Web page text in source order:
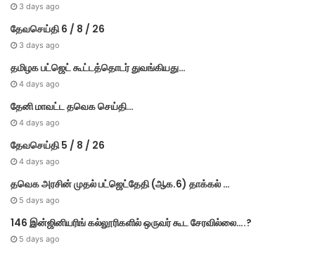
3 days ago
தேவசெய்தி 6 / 8 / 26
3 days ago
தமிழக பட்ஜெட் கூட்டத்தொடர் துவங்கியது…
4 days ago
தேனி மாவட்ட தவெக செய்தி…
4 days ago
தேவசெய்தி 5 / 8 / 26
4 days ago
தவெக அரசின் முதல் பட்​ஜெட்தேதி (ஆக.6) தாக்​கல் …
5 days ago
146 இன்ஜினியரிங் கல்லூரிகளில் ஒருவர் கூட சேரவில்லை….?
5 days ago